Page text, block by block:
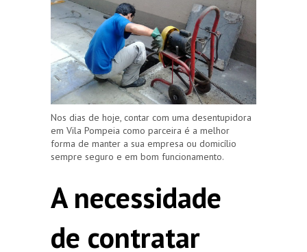
Nos dias de hoje, contar com uma desentupidora
em Vila Pompeia como parceira é a melhor
forma de manter a sua empresa ou domicílio
sempre seguro e em bom funcionamento.
A necessidade
de contratar